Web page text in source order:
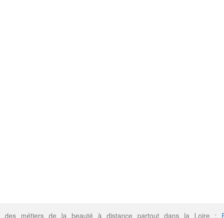
métiers de la beauté à distance partout dans la Loire :